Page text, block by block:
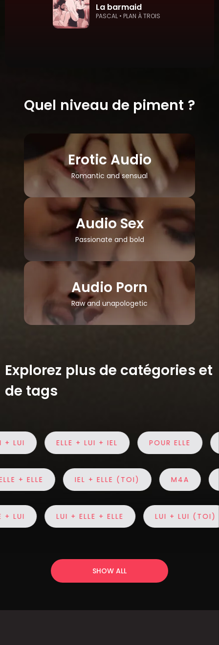
La barmaid
PASCAL • PLAN À TROIS
Quel niveau de piment ?
Erotic Audio
Romantic and sensual
Audio Sex
Passionate and bold
Audio Porn
Raw and unapologetic
Explorez plus de catégories et
de tags
ELLE + LUI + IEL POUR ELLE
ELLE + ELLE IEL + ELLE (TOI) M4A
LUI + ELLE + ELLE LUI + LUI (TOI)
SHOW ALL